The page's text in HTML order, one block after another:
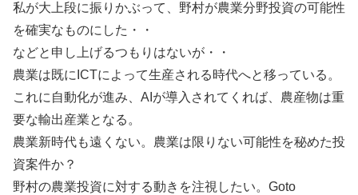
私が大上段に振りかぶって、野村が農業分野投資の可能性
を確実なものにした・・
などと申し上げるつもりはないが・・
農業は既にICTによって生産される時代へと移っている。
これに自動化が進み、AIが導入されてくれば、農産物は重
要な輸出産業となる。
農業新時代も遠くない。農業は限りない可能性を秘めた投
資案件か？
野村の農業投資に対する動きを注視したい。Goto